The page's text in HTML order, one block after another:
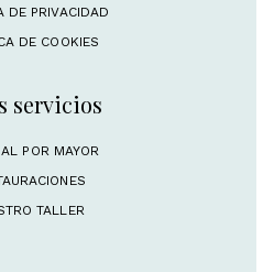
DE PRIVACIDAD
DE COOKIES
servicios
POR MAYOR
TALLER